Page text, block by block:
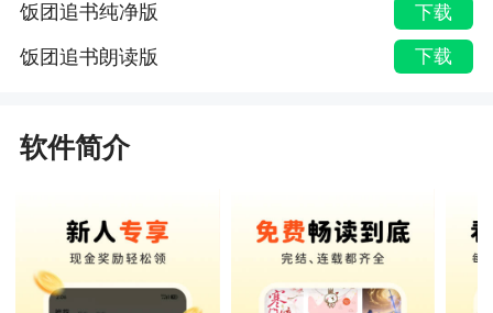
饭团追书纯净版 下载
饭团追书朗读版 下载
软件简介